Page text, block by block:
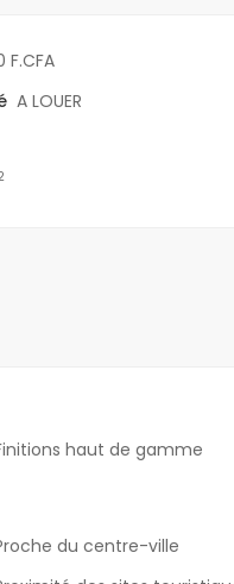
F.CFA
A LOUER
haut de gamme
du centre-ville